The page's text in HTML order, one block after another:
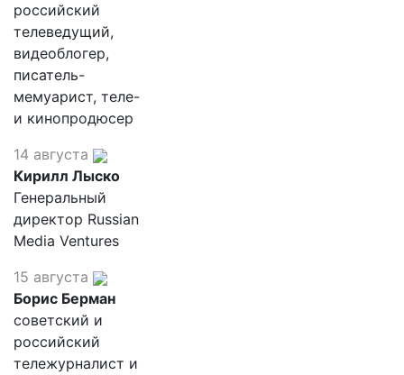
российский
телеведущий,
видеоблогер,
писатель-
мемуарист, теле-
и кинопродюсер
14 августа
Кирилл Лыско
Генеральный
директор Russian
Media Ventures
15 августа
Борис Берман
советский и
российский
тележурналист и